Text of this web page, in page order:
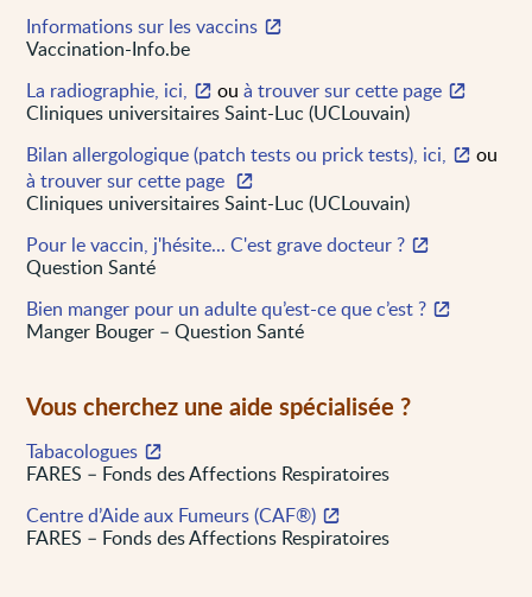
Informations sur les vaccins
Vaccination-Info.be
La radiographie, ici,
ouà trouver sur cette page
Cliniques universitaires Saint-Luc (UCLouvain)
Bilan allergologique (patch tests ou prick tests), ici,
ou
à trouver sur cette page
Cliniques universitaires Saint-Luc (UCLouvain)
Pour le vaccin, j'hésite... C'est grave docteur ?
Question Santé
Bien manger pour un adulte qu’est-ce que c’est ?
Manger Bouger – Question Santé
Vous cherchez une aide spécialisée ?
Tabacologues
FARES – Fonds des Affections Respiratoires
Centre d’Aide aux Fumeurs (CAF®)
FARES – Fonds des Affections Respiratoires